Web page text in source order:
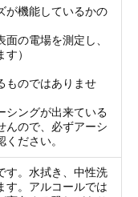
が機能しているかの
面の電場を測定し、
）
ものではありませ
シングが出来ている
んので、必ずアーシ
ださい。
す。水拭き、中性洗
す。アルコールでは